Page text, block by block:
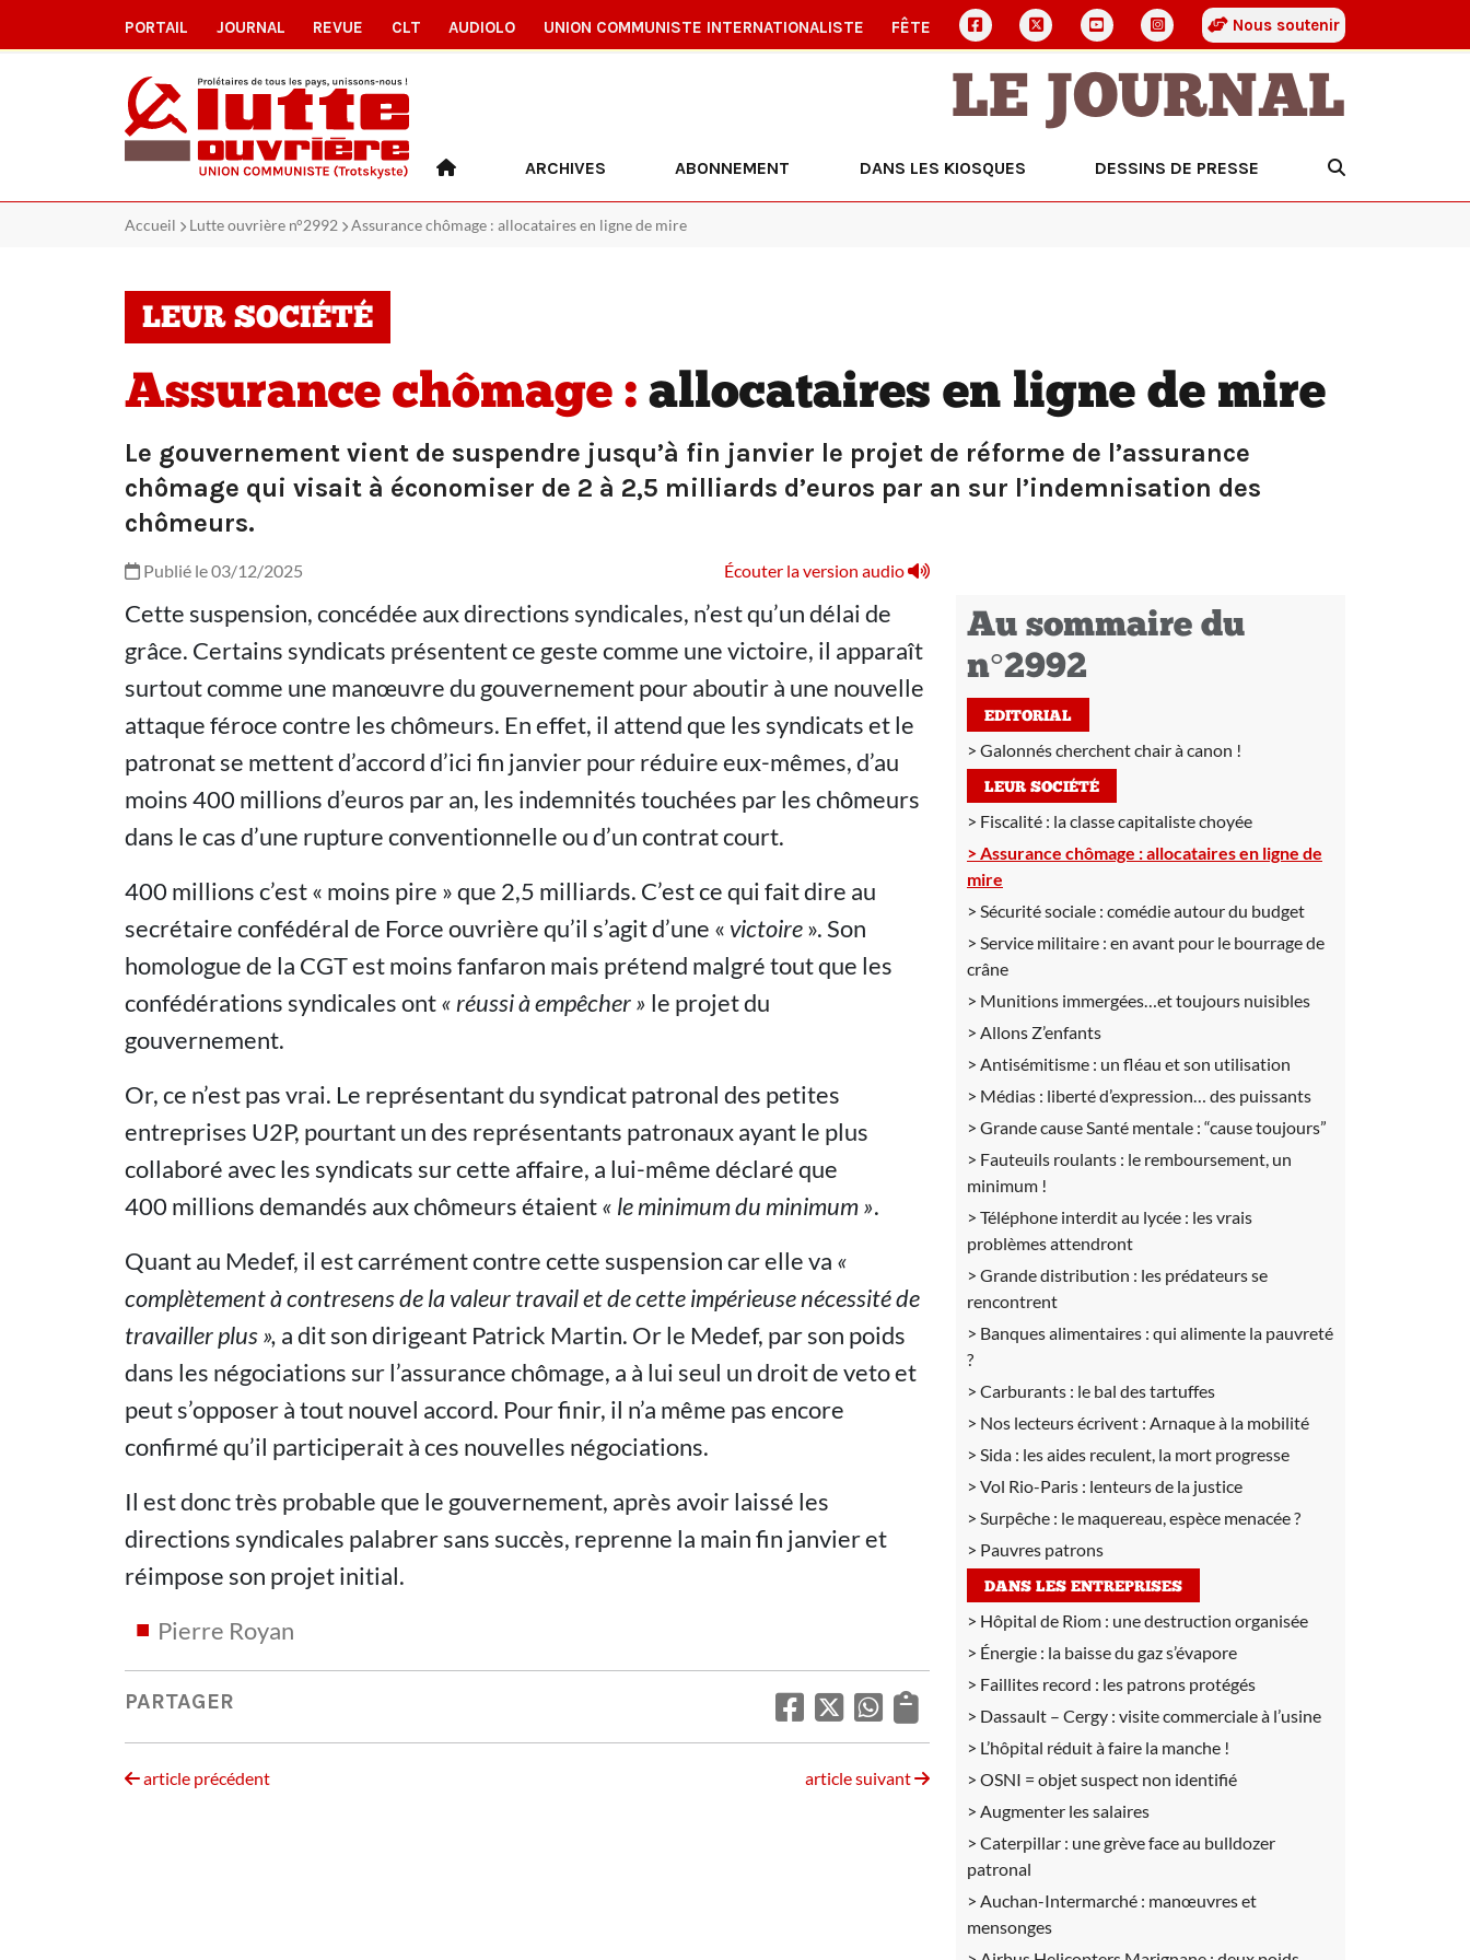
PORTAIL JOURNAL REVUE CLT AUDIOLO UNION COMMUNISTE INTERNATIONALISTE FÊTE Nous soutenir
LE JOURNAL
ARCHIVES ABONNEMENT DANS LES KIOSQUES DESSINS DE PRESSE
Accueil Lutte ouvrière n°2992 Assurance chômage : allocataires en ligne de mire
LEUR SOCIÉTÉ
Assurance chômage : allocataires en ligne de mire
Le gouvernement vient de suspendre jusqu’à fin janvier le projet de réforme de l’assurance
chômage qui visait à économiser de 2 à 2,5 milliards d’euros par an sur l’indemnisation des
chômeurs.
Publié le 03/12/2025 Écouter la version audio
Cette suspension, concédée aux directions syndicales, n’est qu’un délai de
grâce. Certains syndicats présentent ce geste comme une victoire, il apparaît
surtout comme une manœuvre du gouvernement pour aboutir à une nouvelle
attaque féroce contre les chômeurs. En effet, il attend que les syndicats et le
patronat se mettent d’accord d’ici fin janvier pour réduire eux-mêmes, d’au
moins 400 millions d’euros par an, les indemnités touchées par les chômeurs
dans le cas d’une rupture conventionnelle ou d’un contrat court.
400 millions c’est « moins pire » que 2,5 milliards. C’est ce qui fait dire au
secrétaire confédéral de Force ouvrière qu’il s’agit d’une « victoire». Son
homologue de la CGT est moins fanfaron mais prétend malgré tout que les
confédérations syndicales ont« réussi à empêcher » le projet du
gouvernement.
Or, ce n’est pas vrai. Le représentant du syndicat patronal des petites
entreprises U2P, pourtant un des représentants patronaux ayant le plus
collaboré avec les syndicats sur cette affaire, a lui-même déclaré que
400 millions demandés aux chômeurs étaient« le minimum du minimum ».
Quant au Medef, il est carrément contre cette suspension car elle va «
complètement à contresens de la valeur travail et de cette impérieuse nécessité de
travailler plus », a dit son dirigeant Patrick Martin. Or le Medef, par son poids
dans les négociations sur l’assurance chômage, a à lui seul un droit de veto et
peut s’opposer à tout nouvel accord. Pour finir, il n’a même pas encore
confirmé qu’il participerait à ces nouvelles négociations.
Il est donc très probable que le gouvernement, après avoir laissé les
directions syndicales palabrer sans succès, reprenne la main fin janvier et
réimpose son projet initial.
Pierre Royan
PARTAGER
article précédent article suivant
Au sommaire du
n°2992
EDITORIAL
Galonnés cherchent chair à canon !
LEUR SOCIÉTÉ
Fiscalité : la classe capitaliste choyée
Assurance chômage :allocataires en ligne de
mire
Sécurité sociale : comédie autour du budget
Service militaire : en avant pour le bourrage de
crâne
Munitions immergées…et toujours nuisibles
Allons Z’enfants
Antisémitisme : un fléau et son utilisation
Médias : liberté d’expression… des puissants
Grande cause Santé mentale : “cause toujours”
Fauteuils roulants : le remboursement, un
minimum !
Téléphone interdit au lycée : les vrais
problèmes attendront
Grande distribution : les prédateurs se
rencontrent
Banques alimentaires : qui alimente la pauvreté
?
Carburants : le bal des tartuffes
Nos lecteurs écrivent : Arnaque à la mobilité
Sida : les aides reculent, la mort progresse
Vol Rio-Paris : lenteurs de la justice
Surpêche : le maquereau, espèce menacée ?
Pauvres patrons
DANS LES ENTREPRISES
Hôpital de Riom : une destruction organisée
Énergie : la baisse du gaz s’évapore
Faillites record : les patrons protégés
Dassault – Cergy : visite commerciale à l’usine
L’hôpital réduit à faire la manche !
OSNI = objet suspect non identifié
Augmenter les salaires
Caterpillar : une grève face au bulldozer
patronal
Auchan-Intermarché : manœuvres et
mensonges